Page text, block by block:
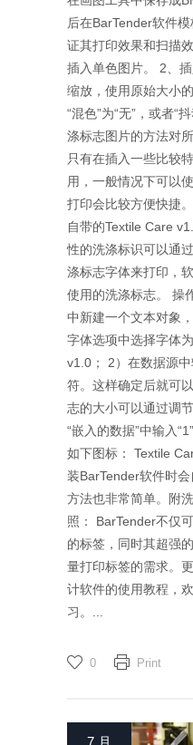
后在BarTender软件
证其打印效果和扫描
插入单色图片。 2、
缩放，使用原始大小
“混色”为“无”，或者“
涤标志图片的方法对
只有在插入一些比较
用，一般情况下可以
打印会比较方便快捷
自带的Textile Care
性的洗涤标识可以通
涤标志字体来打印，
使用的洗涤标志。 操
中新建一个文本对象
字体选项中选择字体
v1.0； 2）在数据源
符。这样确定后就可
志的大小可以通过调
“嵌入的数据”中输入
如下图标： Textile
装BarTender软件时
方法也非常简单。附
照： BarTender不仅
的标签，同时其超强
量打印标签的需求。
计软件的使用教程，
习。...
0 Print